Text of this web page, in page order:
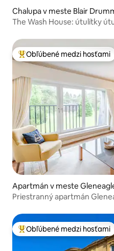
Chalupa v meste Blair
The Wash House: útulítky
Najobľúbenejšie medzi
Obľúbené medzi hosťami
Apartmán v meste
Priestranný apartmán
Najobľúbenejšie medzi
Obľúbené medzi hosťami